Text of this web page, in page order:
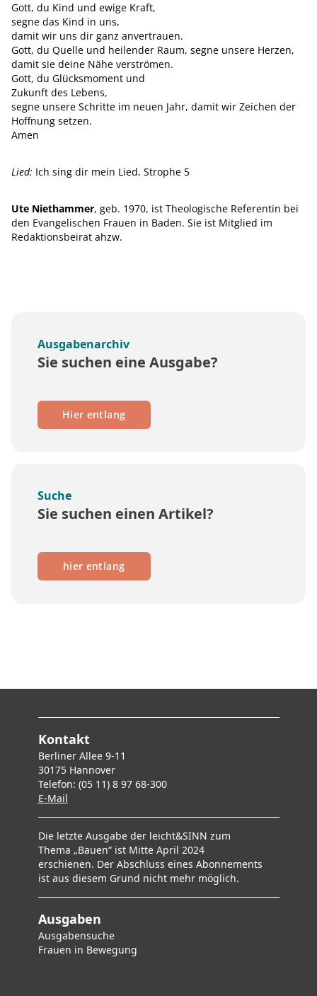
Gott, du Kind und ewige Kraft,
segne das Kind in uns,
damit wir uns dir ganz anvertrauen.
Gott, du Quelle und heilender Raum, segne unsere Herzen,
damit sie deine Nähe verströmen.
Gott, du Glücksmoment und
Zukunft des Lebens,
segne unsere Schritte im neuen Jahr, damit wir Zeichen der
Hoffnung setzen.
Amen
Lied: Ich sing dir mein Lied, Strophe 5
Ute Niethammer, geb. 1970, ist Theologische Referentin bei
den Evangelischen Frauen in Baden. Sie ist Mitglied im
Redaktionsbeirat ahzw.
Ausgabenarchiv
Sie suchen eine Ausgabe?
Hier entlang
Suche
Sie suchen einen Artikel?
hier entlang
Kontakt
Berliner Allee 9-11
30175 Hannover
Telefon: (05 11) 8 97 68-300
E-Mail
Die letzte Ausgabe der leicht&SINN zum
Thema „Bauen“ ist Mitte April 2024
erschienen. Der Abschluss eines Abonnements
ist aus diesem Grund nicht mehr möglich.
Ausgaben
Ausgabensuche
Frauen in Bewegung